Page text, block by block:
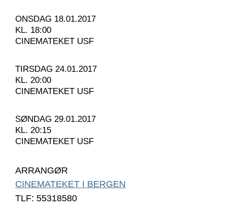
ONSDAG 18.01.2017
KL. 18:00
CINEMATEKET USF
TIRSDAG 24.01.2017
KL. 20:00
CINEMATEKET USF
SØNDAG 29.01.2017
KL. 20:15
CINEMATEKET USF
ARRANGØR
CINEMATEKET I BERGEN
TLF: 55318580